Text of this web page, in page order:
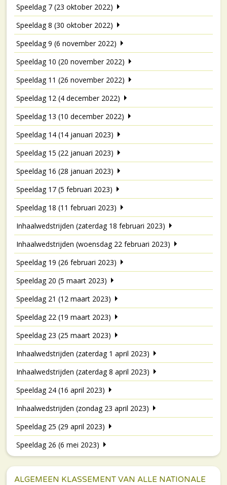
Speeldag 7 (23 oktober 2022)
Speeldag 8 (30 oktober 2022)
Speeldag 9 (6 november 2022)
Speeldag 10 (20 november 2022)
Speeldag 11 (26 november 2022)
Speeldag 12 (4 december 2022)
Speeldag 13 (10 december 2022)
Speeldag 14 (14 januari 2023)
Speeldag 15 (22 januari 2023)
Speeldag 16 (28 januari 2023)
Speeldag 17 (5 februari 2023)
Speeldag 18 (11 februari 2023)
Inhaalwedstrijden (zaterdag 18 februari 2023)
Inhaalwedstrijden (woensdag 22 februari 2023)
Speeldag 19 (26 februari 2023)
Speeldag 20 (5 maart 2023)
Speeldag 21 (12 maart 2023)
Speeldag 22 (19 maart 2023)
Speeldag 23 (25 maart 2023)
Inhaalwedstrijden (zaterdag 1 april 2023)
Inhaalwedstrijden (zaterdag 8 april 2023)
Speeldag 24 (16 april 2023)
Inhaalwedstrijden (zondag 23 april 2023)
Speeldag 25 (29 april 2023)
Speeldag 26 (6 mei 2023)
ALGEMEEN KLASSEMENT VAN ALLE NATIONALE